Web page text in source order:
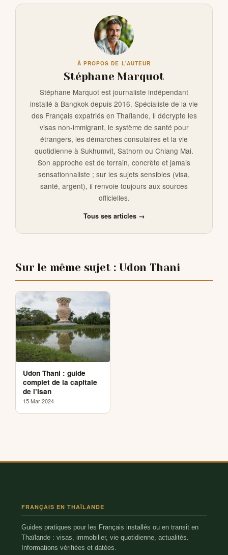
À PROPOS DE L'AUTEUR
Stéphane Marquot
Stéphane Marquot est journaliste indépendant
installé à Bangkok depuis 2016. Spécialiste de la vie
des Français expatriés en Thaïlande, il décrypte les
visas non-immigrant, le système de santé pour
étrangers, les démarches consulaires et la vie
quotidienne à Sukhumvit, Sathorn ou Chiang Mai.
Son approche est de terrain, concrète et jamais
sensationnaliste ; sur les sujets sensibles (visa,
santé, argent), il renvoie toujours aux sources
officielles.
Tous ses articles →
Sur le même sujet : Udon Thani
Udon Thani : guide
complet de la capitale
de l’Isan
15 Mar 2024
FRANÇAIS EN THAÏLANDE
Guides pratiques pour les Français installés ou en transit en
Thaïlande : visas, immobilier, vie quotidienne, actualités.
Informations vérifiées et datées.